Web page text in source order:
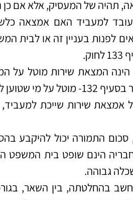
תהיה של המעסיק, אלא אם כן
למעביד האם אמצאה
לפנות בעניין זה או לבית
המצאת שירות מוטל על
שטוען לכך.
שירות שייכת למעביד,
פטנטים, סכום התמורה יכול
חבריה הינם שופט בית המשפט
גבוהה.
בהחלטתה, בין השאר,